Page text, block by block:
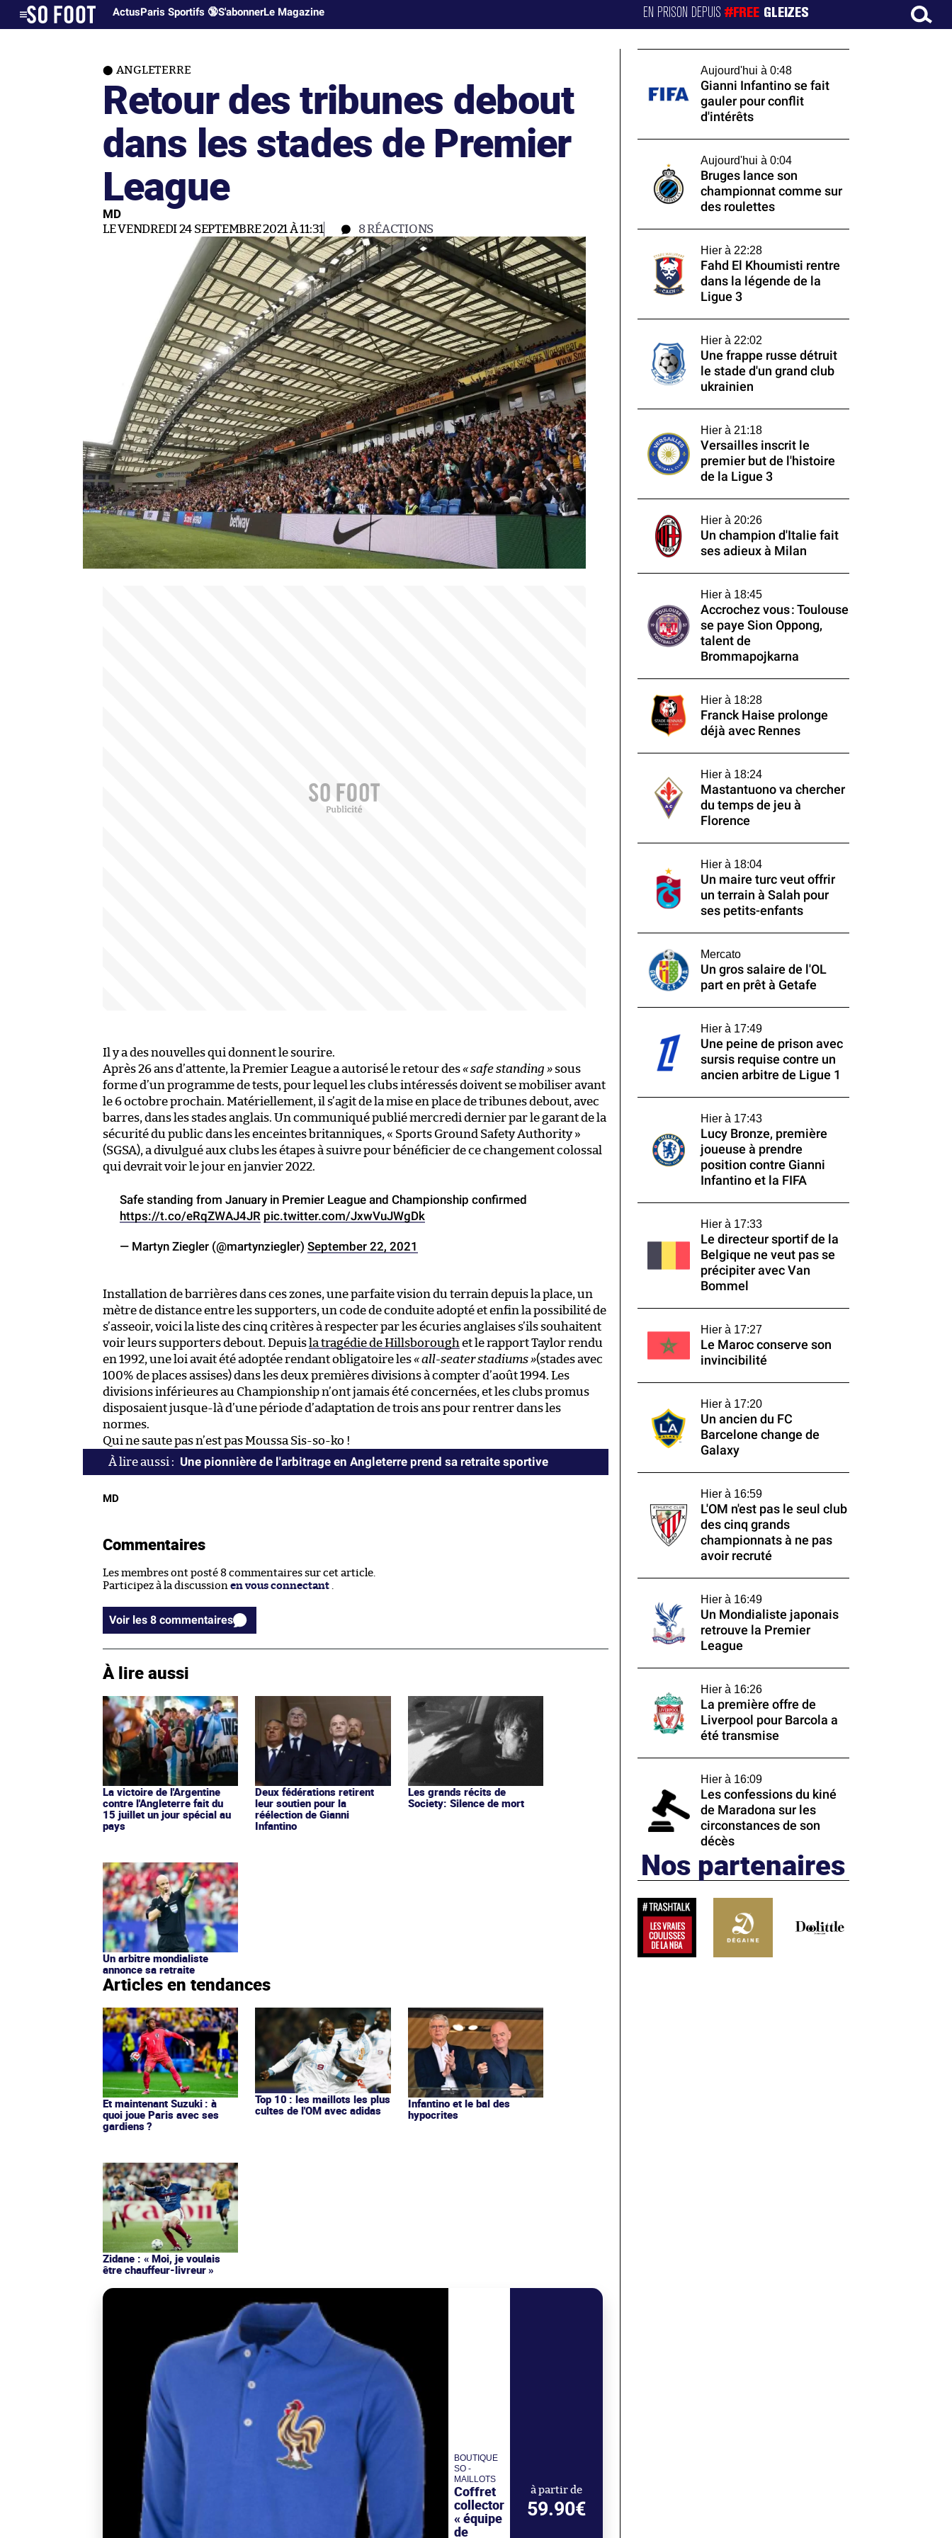
ActusParis Sportifs 🔞S'abonnerLe Magazine EN PRISON DEPUIS#FREE GLEIZES
ANGLETERRE
Retour des tribunes debout
dans les stades de Premier
League
MD
LE VENDREDI 24 SEPTEMBRE 2021 À 11:31 8RÉACTIONS
Il y a des nouvelles qui donnent le sourire.
Après 26 ans d’attente, la Premier League a autorisé le retour des« safe standing » sous
forme d’un programme de tests, pour lequel les clubs intéressés doivent se mobiliser avant
le 6 octobre prochain. Matériellement, il s’agit de la mise en place de tribunes debout, avec
barres, dans les stades anglais. Un communiqué publié mercredi dernier par le garant de la
sécurité du public dans les enceintes britanniques, « Sports Ground Safety Authority »
(SGSA), a divulgué aux clubs les étapes à suivre pour bénéficier de ce changement colossal
qui devrait voir le jour en janvier 2022.
Safe standing from January in Premier League and Championship confirmed
https://t.co/eRqZWAJ4JR pic.twitter.com/JxwVuJWgDk
— Martyn Ziegler (@martynziegler) September 22, 2021
Installation de barrières dans ces zones, une parfaite vision du terrain depuis la place, un
mètre de distance entre les supporters, un code de conduite adopté et enfin la possibilité de
s’asseoir, voici la liste des cinq critères à respecter par les écuries anglaises s’ils souhaitent
voir leurs supporters debout. Depuis la tragédie de Hillsborough et le rapport Taylor rendu
en 1992, une loi avait été adoptée rendant obligatoire les« all-seater stadiums »(stades avec
100% de places assises) dans les deux premières divisions à compter d’août 1994. Les
divisions inférieures au Championship n’ont jamais été concernées, et les clubs promus
disposaient jusque-là d’une période d’adaptation de trois ans pour rentrer dans les
normes.
Qui ne saute pas n’est pas Moussa Sis-so-ko !
Une pionnière de l'arbitrage en Angleterre prend sa retraite sportive
MD
Commentaires
Les membres ont posté 8 commentaires sur cet article.
Participez à la discussion en vous connectant .
Voir les 8 commentaires
À lire aussi
La victoire de l'Argentine
contre l'Angleterre fait du
15 juillet un jour spécial au
pays
Deux fédérations retirent
leur soutien pour la
réélection de Gianni
Infantino
Les grands récits de
Society: Silence de mort
Un arbitre mondialiste
annonce sa retraite
Articles en tendances
Et maintenant Suzuki : à
quoi joue Paris avec ses
gardiens ?
Top 10 : les maillots les plus
cultes de l'OM avec adidas
Infantino et le bal des
hypocrites
Zidane : « Moi, je voulais
être chauffeur-livreur »
BOUTIQUE
SO -
MAILLOTS
Coffret
collector
« équipe
de
à partir de
59.90€
Aujourd'hui à 0:48
Gianni Infantino se fait
gauler pour conflit
d'intérêts
Aujourd'hui à 0:04
Bruges lance son
championnat comme sur
des roulettes
Hier à 22:28
Fahd El Khoumisti rentre
dans la légende de la
Ligue 3
Hier à 22:02
Une frappe russe détruit
le stade d'un grand club
ukrainien
Hier à 21:18
Versailles inscrit le
premier but de l'histoire
de la Ligue 3
Hier à 20:26
Un champion d'Italie fait
ses adieux à Milan
Hier à 18:45
Accrochez vous : Toulouse
se paye Sion Oppong,
talent de
Brommapojkarna
Hier à 18:28
Franck Haise prolonge
déjà avec Rennes
Hier à 18:24
Mastantuono va chercher
du temps de jeu à
Florence
Hier à 18:04
Un maire turc veut offrir
un terrain à Salah pour
ses petits-enfants
Mercato
Un gros salaire de l'OL
part en prêt à Getafe
Hier à 17:49
Une peine de prison avec
sursis requise contre un
ancien arbitre de Ligue 1
Hier à 17:43
Lucy Bronze, première
joueuse à prendre
position contre Gianni
Infantino et la FIFA
Hier à 17:33
Le directeur sportif de la
Belgique ne veut pas se
précipiter avec Van
Bommel
Hier à 17:27
Le Maroc conserve son
invincibilité
Hier à 17:20
Un ancien du FC
Barcelone change de
Galaxy
Hier à 16:59
L'OM n'est pas le seul club
des cinq grands
championnats à ne pas
avoir recruté
Hier à 16:49
Un Mondialiste japonais
retrouve la Premier
League
Hier à 16:26
La première offre de
Liverpool pour Barcola a
été transmise
Hier à 16:09
Les confessions du kiné
de Maradona sur les
circonstances de son
décès
Nos partenaires